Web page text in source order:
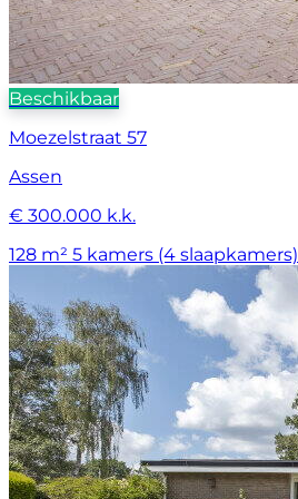
Beschikbaar
Moezelstraat 57
Assen
€ 300.000 k.k.
128 m² 5 kamers (4 slaapkamers)